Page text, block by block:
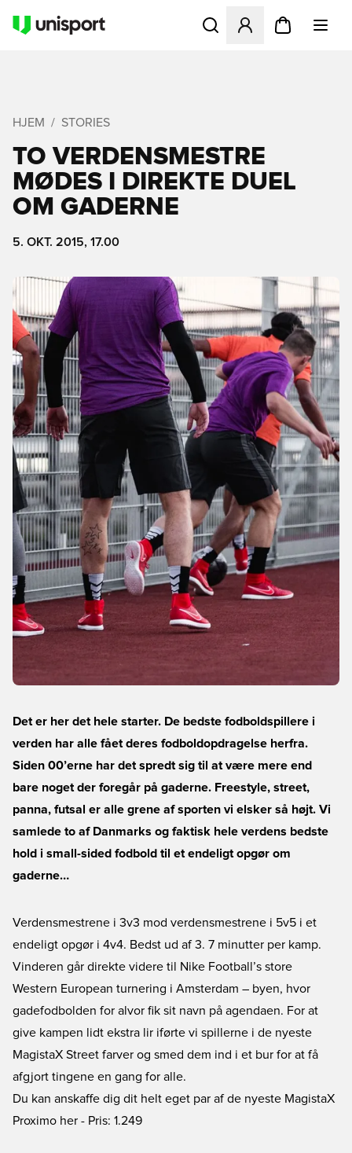
Åbner en Modal til at
HJEM STORIES
TO VERDENSMESTRE
MØDES I DIREKTE DUEL
OM GADERNE
5. OKT. 2015, 17.00
Det er her det hele starter. De bedste fodboldspillere i
verden har alle fået deres fodboldopdragelse herfra.
Siden 00’erne har det spredt sig til at være mere end
bare noget der foregår på gaderne. Freestyle, street,
panna, futsal er alle grene af sporten vi elsker så højt. Vi
samlede to af Danmarks og faktisk hele verdens bedste
hold i small-sided fodbold til et endeligt opgør om
gaderne…
Verdensmestrene i 3v3 mod verdensmestrene i 5v5 i et
endeligt opgør i 4v4. Bedst ud af 3. 7 minutter per kamp.
Vinderen går direkte videre til Nike Football’s store
Western European turnering i Amsterdam – byen, hvor
gadefodbolden for alvor fik sit navn på agendaen. For at
give kampen lidt ekstra lir iførte vi spillerne i de nyeste
MagistaX Street farver og smed dem ind i et bur for at få
afgjort tingene en gang for alle.
Du kan anskaffe dig dit helt eget par af de nyeste MagistaX
Proximo her - Pris: 1.249